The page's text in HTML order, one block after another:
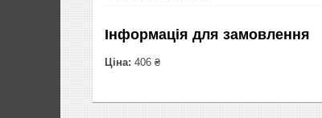
Інформація для замовлення
Ціна: 406 ₴